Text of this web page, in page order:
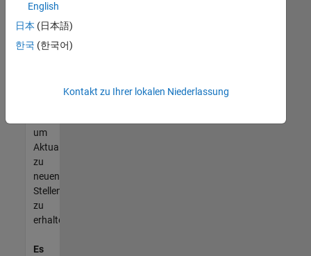
entsprechen,
werden
unseres
um
Aktualisierungen
zu
neuen
Stellenangeboten
zu
erhalten.
Es
English
日本 (日本語)
한국 (한국어)
Kontakt zu Ihrer lokalen Niederlassung